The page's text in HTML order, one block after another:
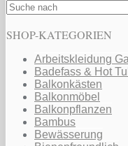
SHOP-KATEGORIEN
Arbeitskleidung
Badefass & Hot
Balkonkästen
Balkonmöbel
Balkonpflanzen
Bambus
Bewässerung